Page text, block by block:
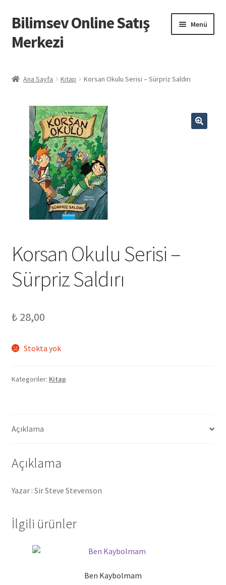
Dolaşıma
geç
İçeriğe
geç
Bilimsev Online Satış
Merkezi
Menü
İletişim
Hesabım
Ana Sayfa Kitap Korsan Okulu Serisi – Sürpriz Saldırı
Korsan Okulu Serisi –
Sürpriz Saldırı
₺28,00
Stokta yok
Kategoriler: Kitap
Açıklama
Açıklama
Yazar : Sir Steve Stevenson
İlgili ürünler
Ben Kaybolmam